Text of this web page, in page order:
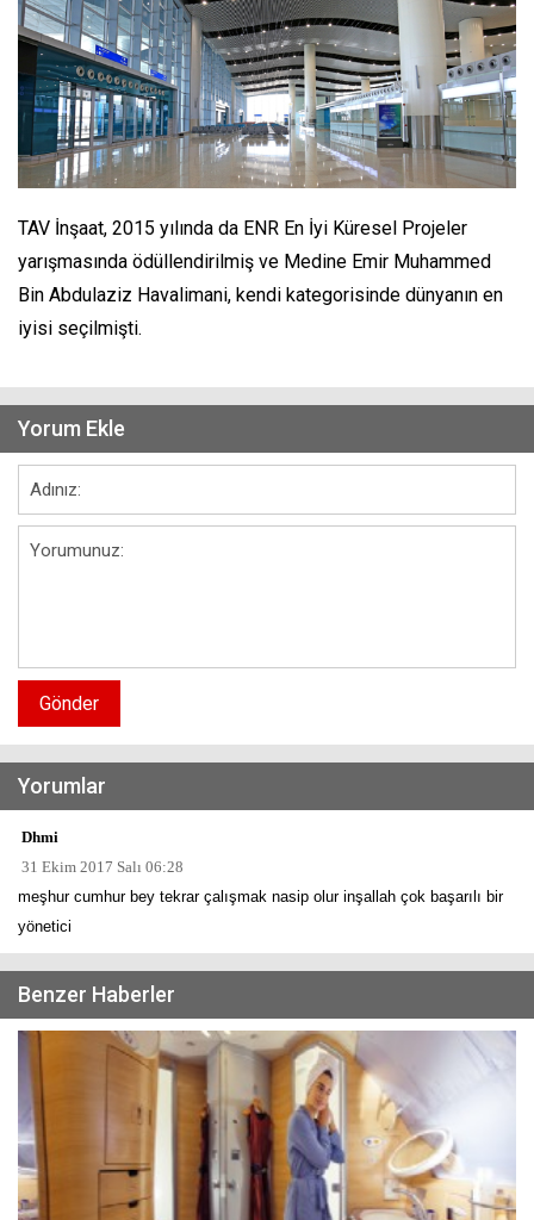
TAV İnşaat, 2015 yılında da ENR En İyi Küresel Projeler
yarışmasında ödüllendirilmiş ve Medine Emir Muhammed
Bin Abdulaziz Havalimani, kendi kategorisinde dünyanın en
iyisi seçilmişti.
Yorum Ekle
Gönder
Yorumlar
Dhmi
31 Ekim 2017 Salı 06:28
meşhur cumhur bey tekrar çalışmak nasip olur inşallah çok başarılı bir
yönetici
Benzer Haberler